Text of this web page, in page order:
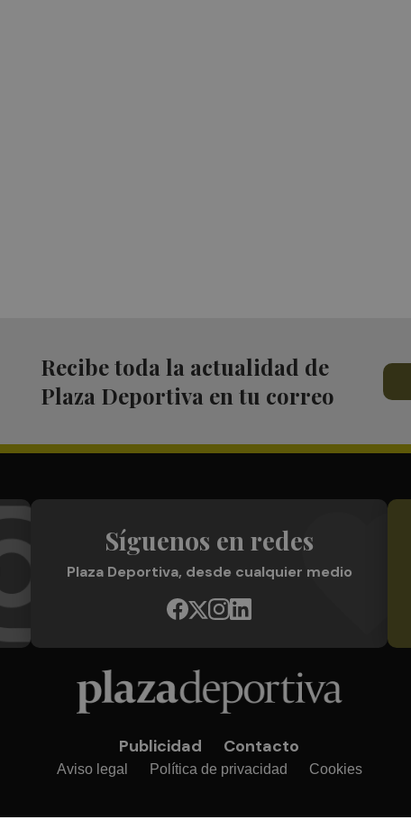
Recibe toda la actualidad de
Plaza Deportiva en tu correo
Síguenos en redes
Plaza Deportiva, desde cualquier medio
Publicidad Contacto
Aviso legal Política de privacidad Cookies